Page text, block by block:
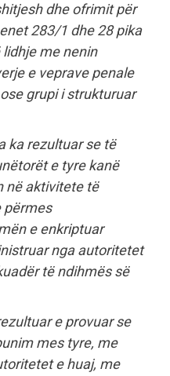
dhe ofrimit për
283/1 dhe 28 pika
lidhje me nenin
e veprave penale
grupi i strukturuar
ka rezultuar se të
e tyre kanë
në aktivitete të
përmes
e enkriptuar
nga autoritetet
të ndihmës së
e provuar se
mes tyre, me
e huaj, me